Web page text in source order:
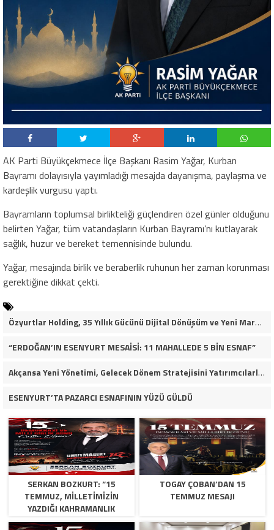
AK Parti Büyükçekmece İlçe Başkanı Rasim Yağar, Kurban
Bayramı dolayısıyla yayımladığı mesajda dayanışma, paylaşma ve
kardeşlik vurgusu yaptı.
Bayramların toplumsal birlikteliği güçlendiren özel günler olduğunu
belirten Yağar, tüm vatandaşların Kurban Bayramı’nı kutlayarak
sağlık, huzur ve bereket temennisinde bulundu.
Yağar, mesajında birlik ve beraberlik ruhunun her zaman korunması
gerektiğine dikkat çekti.
Özyurtlar Holding, 35 Yıllık Gücünü Dijital Dönüşüm ve Yeni Marka Stratejisiyle Geleceğe Taşıyor
“ERDOĞAN’IN ESENYURT MESAİSİ: 11 MAHALLEDE 5 BİN ESNAF”
Akçansa Yeni Yönetimi, Gelecek Dönem Stratejisini Yatırımcılarla Paylaştı
ESENYURT’TA PAZARCI ESNAFININ YÜZÜ GÜLDÜ
SERKAN BOZKURT: “15
TEMMUZ, MILLETIMIZIN
YAZDIĞI KAHRAMANLIK
DESTANIDIR”
TOGAY ÇOBAN’DAN 15
TEMMUZ MESAJI